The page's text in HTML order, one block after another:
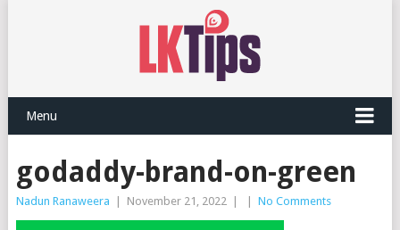
Menu
godaddy-brand-on-green
Nadun Ranaweera November 21, 2022 No Comments